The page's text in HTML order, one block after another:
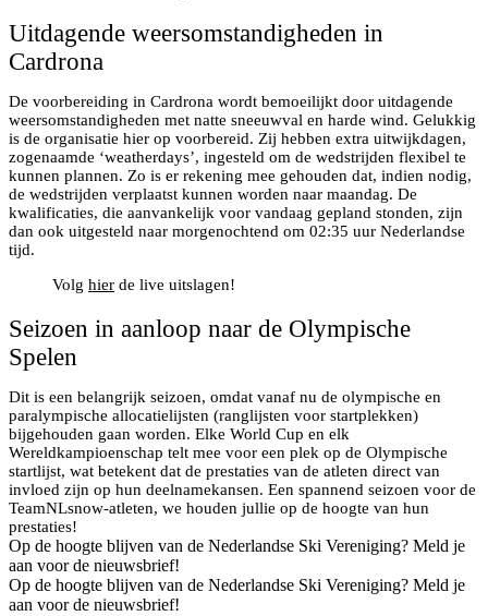
Uitdagende weersomstandigheden in
Cardrona
De voorbereiding in Cardrona wordt bemoeilijkt door uitdagende
weersomstandigheden met natte sneeuwval en harde wind. Gelukkig
is de organisatie hier op voorbereid. Zij hebben extra uitwijkdagen,
zogenaamde ‘weatherdays’, ingesteld om de wedstrijden flexibel te
kunnen plannen. Zo is er rekening mee gehouden dat, indien nodig,
de wedstrijden verplaatst kunnen worden naar maandag. De
kwalificaties, die aanvankelijk voor vandaag gepland stonden, zijn
dan ook uitgesteld naar morgenochtend om 02:35 uur Nederlandse
tijd.
Volg hier de live uitslagen!
Seizoen in aanloop naar de Olympische
Spelen
Dit is een belangrijk seizoen, omdat vanaf nu de olympische en
paralympische allocatielijsten (ranglijsten voor startplekken)
bijgehouden gaan worden. Elke World Cup en elk
Wereldkampioenschap telt mee voor een plek op de Olympische
startlijst, wat betekent dat de prestaties van de atleten direct van
invloed zijn op hun deelnamekansen. Een spannend seizoen voor de
TeamNLsnow-atleten, we houden jullie op de hoogte van hun
prestaties!
Op de hoogte blijven van de Nederlandse Ski Vereniging? Meld je
aan voor de nieuwsbrief!
Op de hoogte blijven van de Nederlandse Ski Vereniging? Meld je
aan voor de nieuwsbrief!